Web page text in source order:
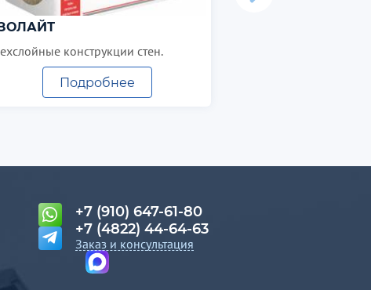
конструкции стен.
Подробнее
+7 (910) 647-61-80
+7 (4822) 44-64-63
Заказ и консультация